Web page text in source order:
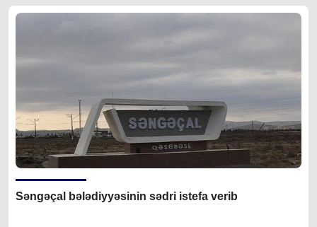
Səngəçal bələdiyyəsinin sədri istefa verib